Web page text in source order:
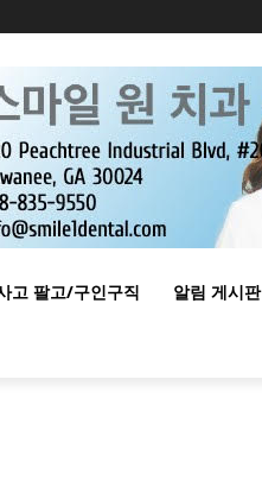
고 팔고/구인구직 알림 게시판